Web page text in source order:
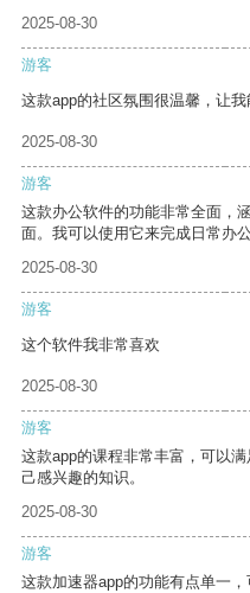
2025-08-30
游客
这款app的社区氛围很温馨，让我
2025-08-30
游客
这款办公软件的功能非常全面，
面。我可以使用它来完成日常办
2025-08-30
游客
这个软件我非常喜欢
2025-08-30
游客
这款app的课程非常丰富，可以
己感兴趣的知识。
2025-08-30
游客
这款加速器app的功能有点单一